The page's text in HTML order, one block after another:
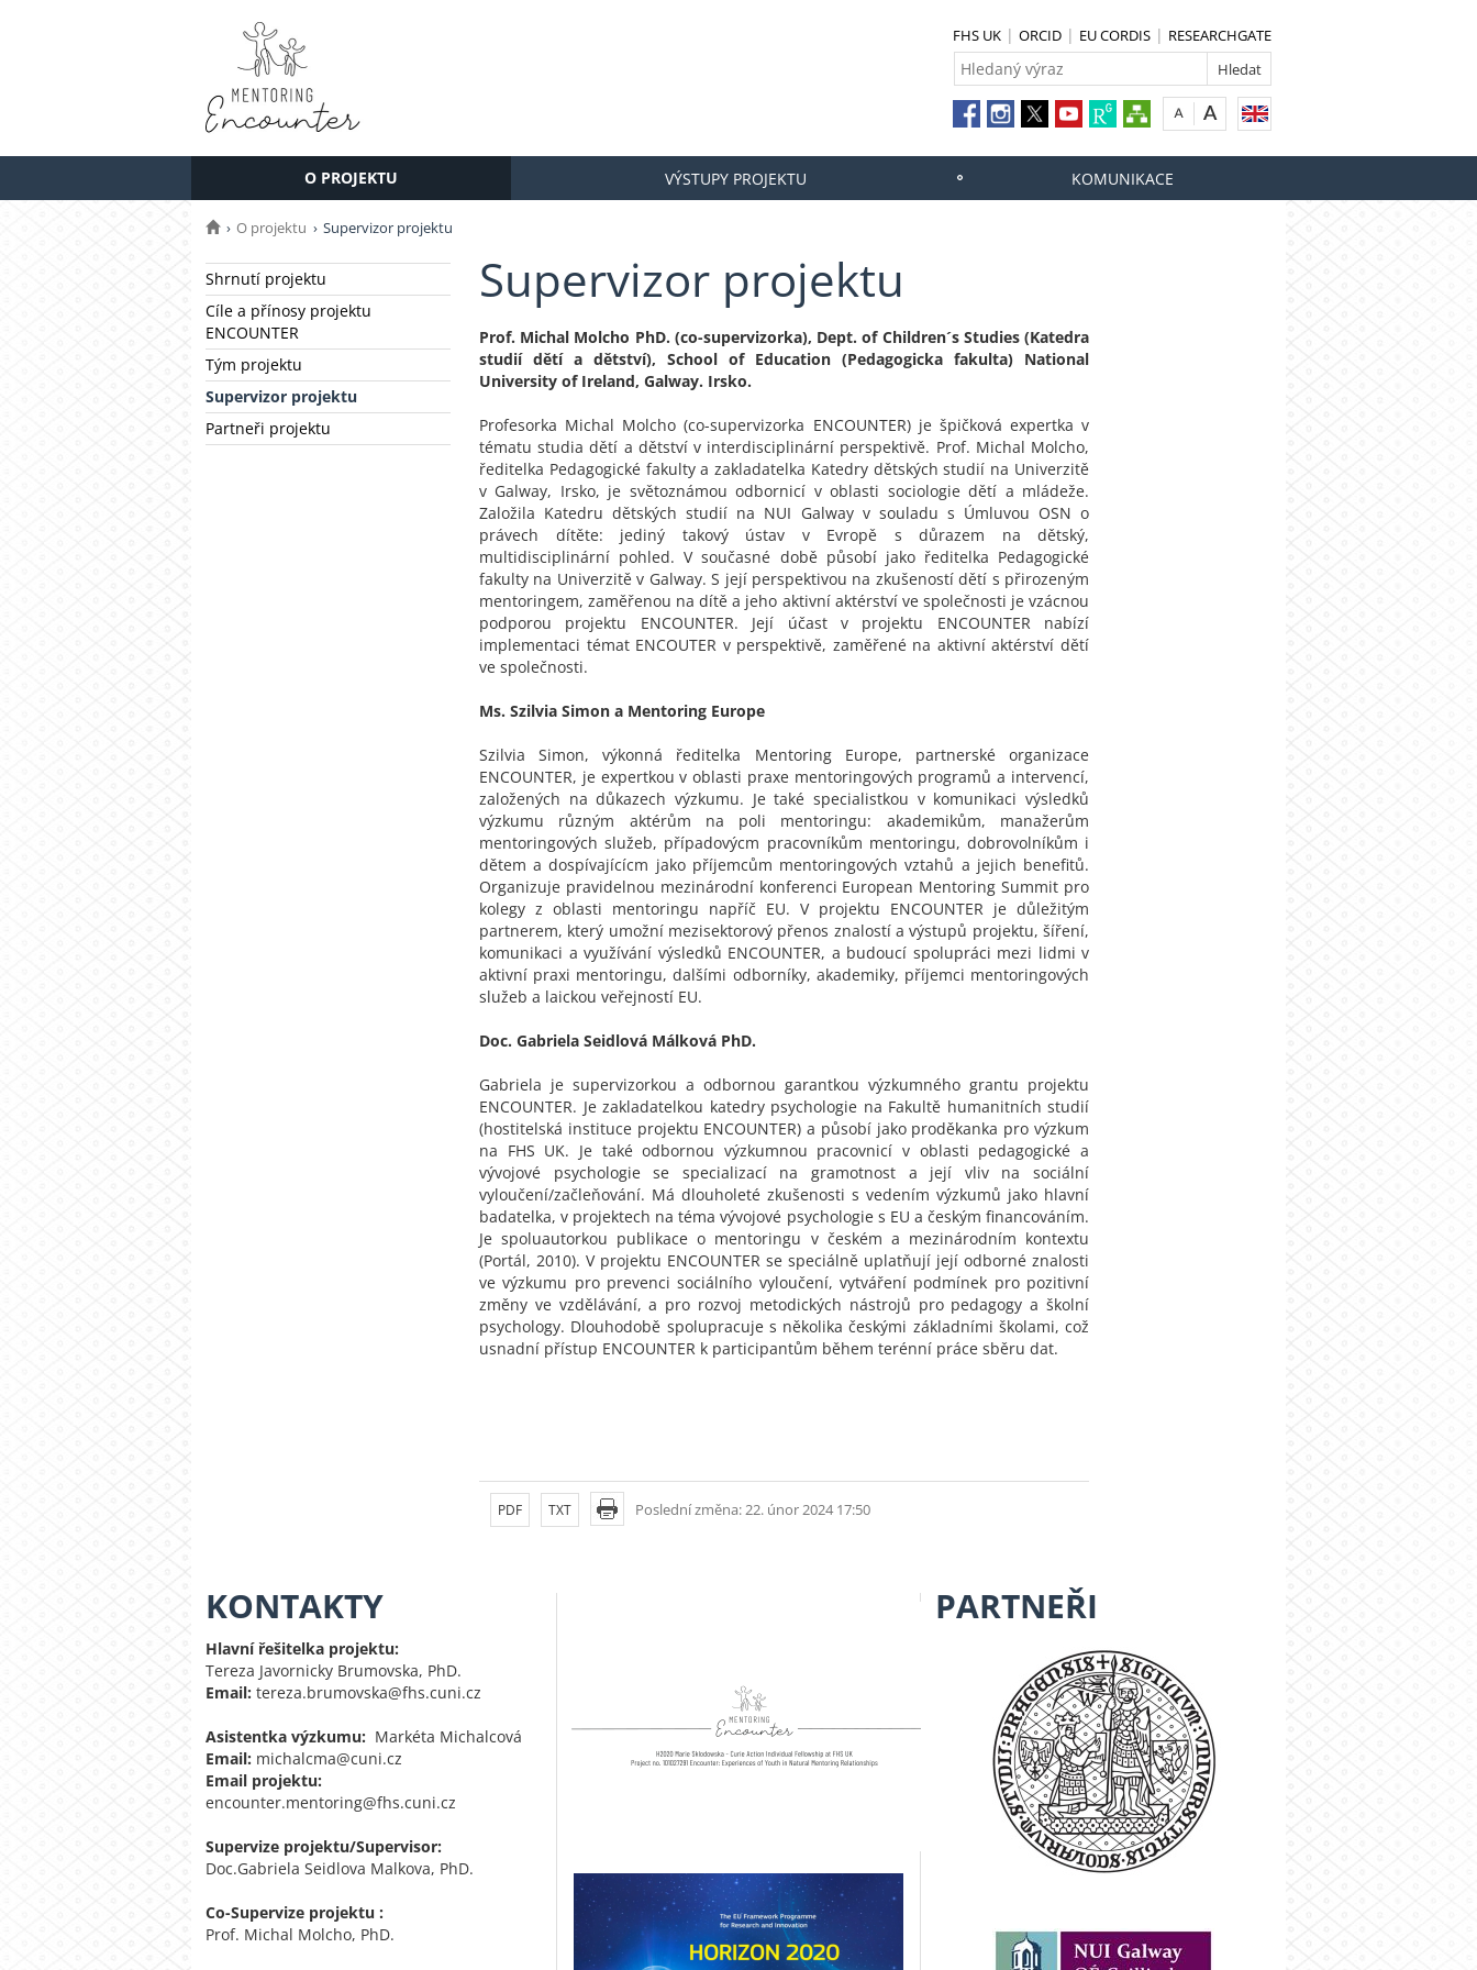
FHS UK ORCID EU CORDIS RESEARCHGATE
O PROJEKTU VÝSTUPY PROJEKTU KOMUNIKACE
O projektu Supervizor projektu
Shrnutí projektu
Cíle a přínosy projektu
ENCOUNTER
Tým projektu
Supervizor projektu
Partneři projektu
Supervizor projektu
Prof. Michal Molcho PhD. (co-supervizorka), Dept. of Children´s Studies (Katedra
studií dětí a dětství), School of Education (Pedagogicka fakulta) National
University of Ireland, Galway. Irsko.
Profesorka Michal Molcho (co-supervizorka ENCOUNTER) je špičková expertka v
tématu studia dětí a dětství v interdisciplinární perspektivě. Prof. Michal Molcho,
ředitelka Pedagogické fakulty a zakladatelka Katedry dětských studií na Univerzitě
v Galway, Irsko, je světoznámou odbornicí v oblasti sociologie dětí a mládeže.
Založila Katedru dětských studií na NUI Galway v souladu s Úmluvou OSN o
právech dítěte: jediný takový ústav v Evropě s důrazem na dětský,
multidisciplinární pohled. V současné době působí jako ředitelka Pedagogické
fakulty na Univerzitě v Galway. S její perspektivou na zkušeností dětí s přirozeným
mentoringem, zaměřenou na dítě a jeho aktivní aktérství ve společnosti je vzácnou
podporou projektu ENCOUNTER. Její účast v projektu ENCOUNTER nabízí
implementaci témat ENCOUTER v perspektivě, zaměřené na aktivní aktérství dětí
ve společnosti.
Ms. Szilvia Simon a Mentoring Europe
Szilvia Simon, výkonná ředitelka Mentoring Europe, partnerské organizace
ENCOUNTER, je expertkou v oblasti praxe mentoringových programů a intervencí,
založených na důkazech výzkumu. Je také specialistkou v komunikaci výsledků
výzkumu různým aktérům na poli mentoringu: akademikům, manažerům
mentoringových služeb, případovýcm pracovníkům mentoringu, dobrovolníkům i
dětem a dospívajícícm jako příjemcům mentoringových vztahů a jejich benefitů.
Organizuje pravidelnou mezinárodní konferenci European Mentoring Summit pro
kolegy z oblasti mentoringu napříč EU. V projektu ENCOUNTER je důležitým
partnerem, který umožní mezisektorový přenos znalostí a výstupů projektu, šíření,
komunikaci a využívání výsledků ENCOUNTER, a budoucí spolupráci mezi lidmi v
aktivní praxi mentoringu, dalšími odborníky, akademiky, příjemci mentoringových
služeb a laickou veřejností EU.
Doc. Gabriela Seidlová Málková PhD.
Gabriela je supervizorkou a odbornou garantkou výzkumného grantu projektu
ENCOUNTER. Je zakladatelkou katedry psychologie na Fakultě humanitních studií
(hostitelská instituce projektu ENCOUNTER) a působí jako proděkanka pro výzkum
na FHS UK. Je také odbornou výzkumnou pracovnicí v oblasti pedagogické a
vývojové psychologie se specializací na gramotnost a její vliv na sociální
vyloučení/začleňování. Má dlouholeté zkušenosti s vedením výzkumů jako hlavní
badatelka, v projektech na téma vývojové psychologie s EU a českým financováním.
Je spoluautorkou publikace o mentoringu v českém a mezinárodním kontextu
(Portál, 2010). V projektu ENCOUNTER se speciálně uplatňují její odborné znalosti
ve výzkumu pro prevenci sociálního vyloučení, vytváření podmínek pro pozitivní
změny ve vzdělávání, a pro rozvoj metodických nástrojů pro pedagogy a školní
psychology. Dlouhodobě spolupracuje s několika českými základními školami, což
usnadní přístup ENCOUNTER k participantům během terénní práce sběru dat.
Poslední změna: 22. únor 2024 17:50
PDF TXT
KONTAKTY
Hlavní řešitelka projektu:
Tereza Javornicky Brumovska, PhD.
Email: tereza.brumovska@fhs.cuni.cz
Asistentka výzkumu: Markéta Michalcová
Email: michalcma@cuni.cz
Email projektu:
encounter.mentoring@fhs.cuni.cz
Supervize projektu/Supervisor:
Doc.Gabriela Seidlova Malkova, PhD.
Co-Supervize projektu :
Prof. Michal Molcho, PhD.
PARTNEŘI